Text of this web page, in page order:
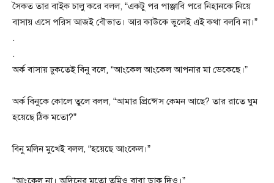
সৈকত তার বাইক চালু করে বলল, “একটু পর পাঞ্জাবি পরে নিহানকে নিয়ে
বাসায় এসে পরিস আজই বৌভাত। আর কাউকে ভুলেই এই কথা বলবি না।”
.
.
অর্ক বাসায় ঢুকতেই বিনু বলে, “আংকেল আংকেল আপনার মা ডেকেছে।”
অর্ক বিনুকে কোলে তুলে বলল, “আমার প্রিন্সেস কেমন আছে? তার রাতে ঘুম
হয়েছে ঠিক মতো?”
বিনু মলিন মুখেই বলল, “হয়েছে আংকেল।”
“আংকেল না। অদিনের মতো তুমিও বাবা ডাক দিও।”